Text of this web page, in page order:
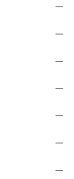
—
—
—
—
—
—
—